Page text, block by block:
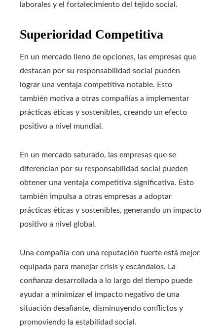
laborales y el fortalecimiento del tejido social.
Superioridad Competitiva
En un mercado lleno de opciones, las empresas que
destacan por su responsabilidad social pueden
lograr una ventaja competitiva notable. Esto
también motiva a otras compañías a implementar
prácticas éticas y sostenibles, creando un efecto
positivo a nivel mundial.
En un mercado saturado, las empresas que se
diferencian por su responsabilidad social pueden
obtener una ventaja competitiva significativa. Esto
también impulsa a otras empresas a adoptar
prácticas éticas y sostenibles, generando un impacto
positivo a nivel global.
Una compañía con una reputación fuerte está mejor
equipada para manejar crisis y escándalos. La
confianza desarrollada a lo largo del tiempo puede
ayudar a minimizar el impacto negativo de una
situación desafiante, disminuyendo conflictos y
promoviendo la estabilidad social.